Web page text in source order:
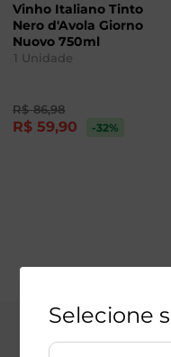
Vinho Italiano Tinto
Nero d'Avola Giorno
Nuovo 750ml
1 Unidade
R$ 86,98
R$ 59,90 -32%
Central de
Selecione